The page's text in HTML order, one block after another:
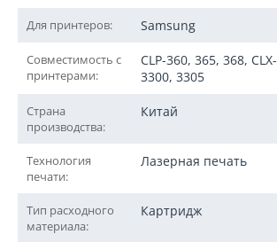
Для принтеров: Samsung
Совместимость с
принтерами:
CLP-360, 365, 368, CLX-
3300, 3305
Страна
производства:
Китай
Технология
печати:
Лазерная печать
Тип расходного
материала:
Картридж